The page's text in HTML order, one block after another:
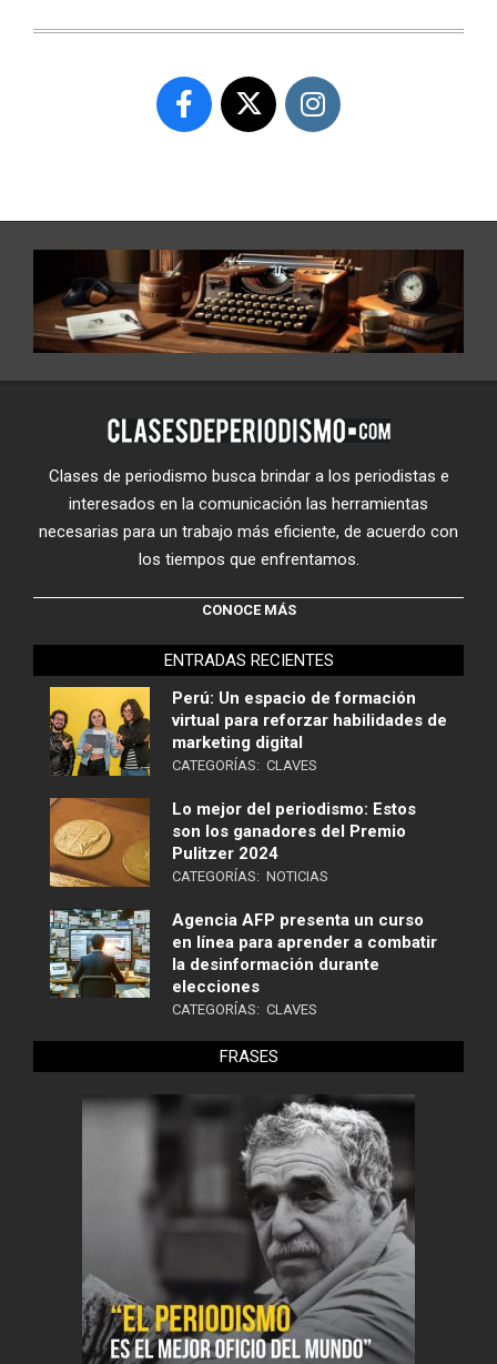
Clases de periodismo busca brindar a los periodistas e
interesados en la comunicación las herramientas
necesarias para un trabajo más eficiente, de acuerdo con
los tiempos que enfrentamos.
CONOCE MÁS
ENTRADAS RECIENTES
Perú: Un espacio de formación
virtual para reforzar habilidades de
marketing digital
CATEGORÍAS: CLAVES
Lo mejor del periodismo: Estos
son los ganadores del Premio
Pulitzer 2024
CATEGORÍAS: NOTICIAS
Agencia AFP presenta un curso
en línea para aprender a combatir
la desinformación durante
elecciones
CATEGORÍAS: CLAVES
FRASES